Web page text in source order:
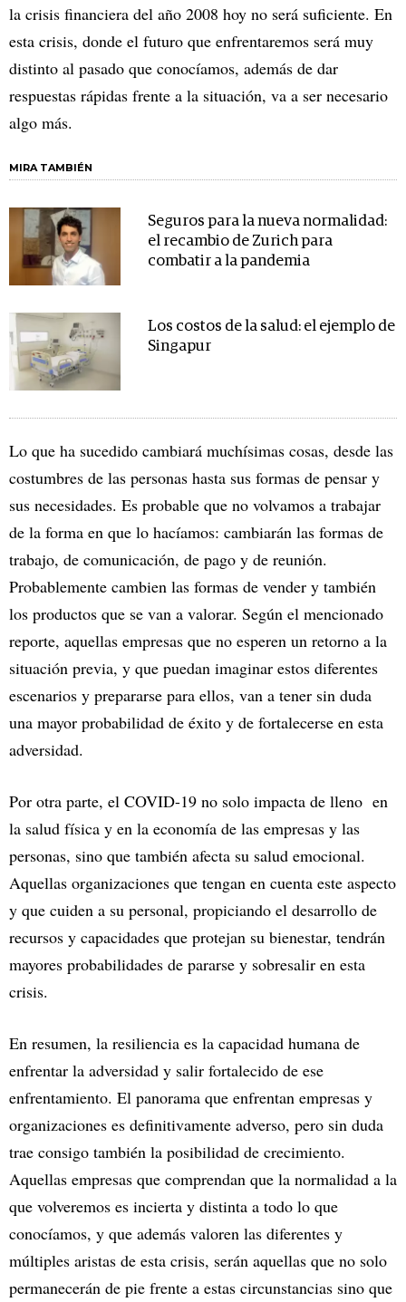
la crisis financiera del año 2008 hoy no será suficiente. En
esta crisis, donde el futuro que enfrentaremos será muy
distinto al pasado que conocíamos, además de dar
respuestas rápidas frente a la situación, va a ser necesario
algo más.
MIRA TAMBIÉN
Seguros para la nueva normalidad:
el recambio de Zurich para
combatir a la pandemia
Los costos de la salud: el ejemplo de
Singapur
Lo que ha sucedido cambiará muchísimas cosas, desde las
costumbres de las personas hasta sus formas de pensar y
sus necesidades. Es probable que no volvamos a trabajar
de la forma en que lo hacíamos: cambiarán las formas de
trabajo, de comunicación, de pago y de reunión.
Probablemente cambien las formas de vender y también
los productos que se van a valorar. Según el mencionado
reporte, aquellas empresas que no esperen un retorno a la
situación previa, y que puedan imaginar estos diferentes
escenarios y prepararse para ellos, van a tener sin duda
una mayor probabilidad de éxito y de fortalecerse en esta
adversidad.
Por otra parte, el COVID-19 no solo impacta de lleno en
la salud física y en la economía de las empresas y las
personas, sino que también afecta su salud emocional.
Aquellas organizaciones que tengan en cuenta este aspecto
y que cuiden a su personal, propiciando el desarrollo de
recursos y capacidades que protejan su bienestar, tendrán
mayores probabilidades de pararse y sobresalir en esta
crisis.
En resumen, la resiliencia es la capacidad humana de
enfrentar la adversidad y salir fortalecido de ese
enfrentamiento. El panorama que enfrentan empresas y
organizaciones es definitivamente adverso, pero sin duda
trae consigo también la posibilidad de crecimiento.
Aquellas empresas que comprendan que la normalidad a la
que volveremos es incierta y distinta a todo lo que
conocíamos, y que además valoren las diferentes y
múltiples aristas de esta crisis, serán aquellas que no solo
permanecerán de pie frente a estas circunstancias sino que